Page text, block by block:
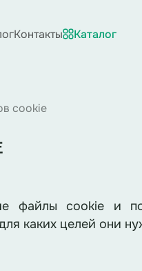
Контакты Каталог
cookie
файлы cookie и
каких целей они